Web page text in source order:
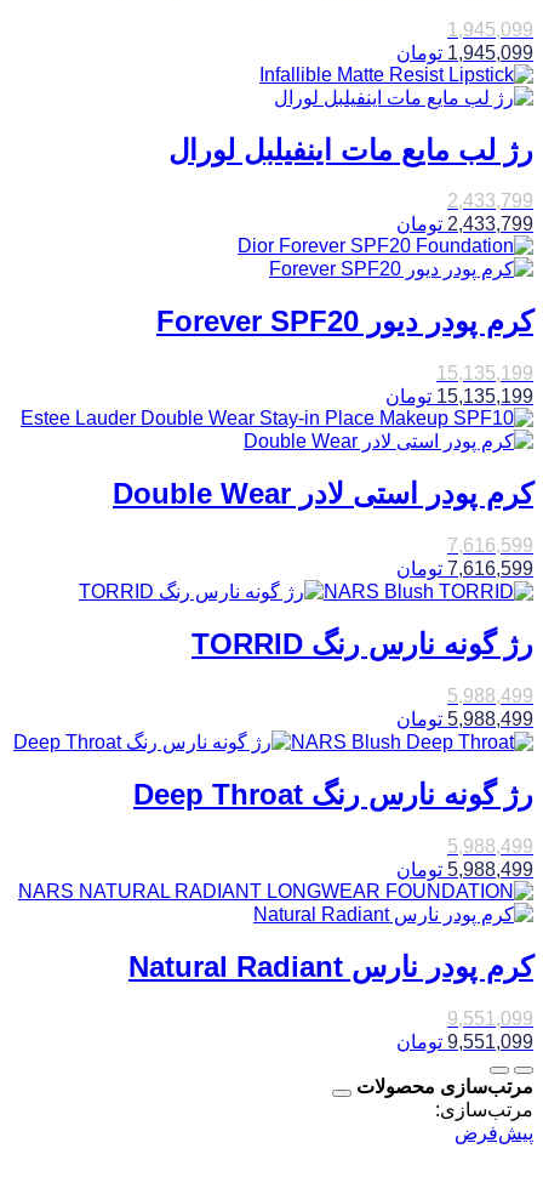
1,945,099
1,945,099 تومان
رژ لب مایع مات اینفیلبل لورال
2,433,799
2,433,799 تومان
کرم پودر دیور Forever SPF20
15,135,199
15,135,199 تومان
کرم پودر استی لادر Double Wear
7,616,599
7,616,599 تومان
رژ گونه نارس رنگ TORRID
5,988,499
5,988,499 تومان
رژ گونه نارس رنگ Deep Throat
5,988,499
5,988,499 تومان
کرم پودر نارس Natural Radiant
9,551,099
9,551,099 تومان
مرتب‌سازی محصولات
مرتب‌سازی:
پیش‌فرض